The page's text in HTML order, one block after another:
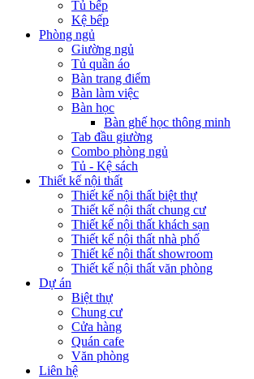
Tủ bếp
Kệ bếp
Phòng ngủ
Giường ngủ
Tủ quần áo
Bàn trang điểm
Bàn làm việc
Bàn học
Bàn ghế học thông minh
Tab đầu giường
Combo phòng ngủ
Tủ - Kệ sách
Thiết kế nội thất
Thiết kế nội thất biệt thự
Thiết kế nội thất chung cư
Thiết kế nội thất khách sạn
Thiết kế nội thất nhà phố
Thiết kế nội thất showroom
Thiết kế nội thất văn phòng
Dự án
Biệt thự
Chung cư
Cửa hàng
Quán cafe
Văn phòng
Liên hệ